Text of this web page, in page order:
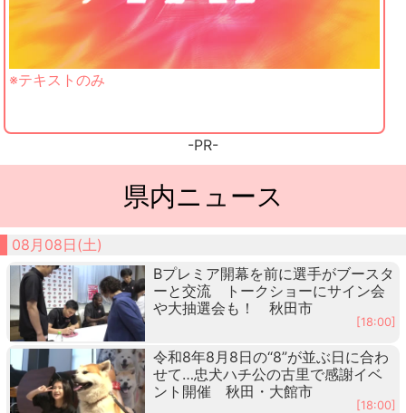
※テキストのみ
-PR-
県内ニュース
08月08日(土)
Bプレミア開幕を前に選手がブースタ
ーと交流 トークショーにサイン会
や大抽選会も！ 秋田市
[18:00]
令和8年8月8日の“8”が並ぶ日に合わ
せて…忠犬ハチ公の古里で感謝イベ
ント開催 秋田・大館市
[18:00]